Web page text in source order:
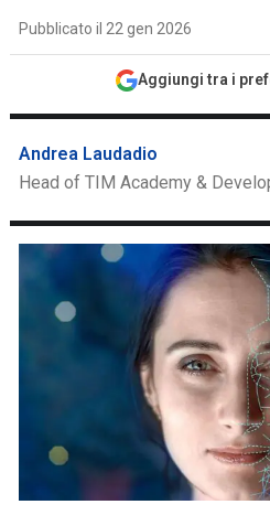
Pubblicato il 22 gen 2026
Aggiungi tra i
Andrea Laudadio
Head of TIM Academy &